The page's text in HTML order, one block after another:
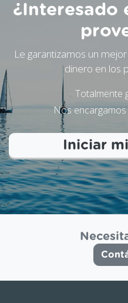
¿Interesado
Le garantizamos un
dinero en los
Totalmente
Nos
Iniciar